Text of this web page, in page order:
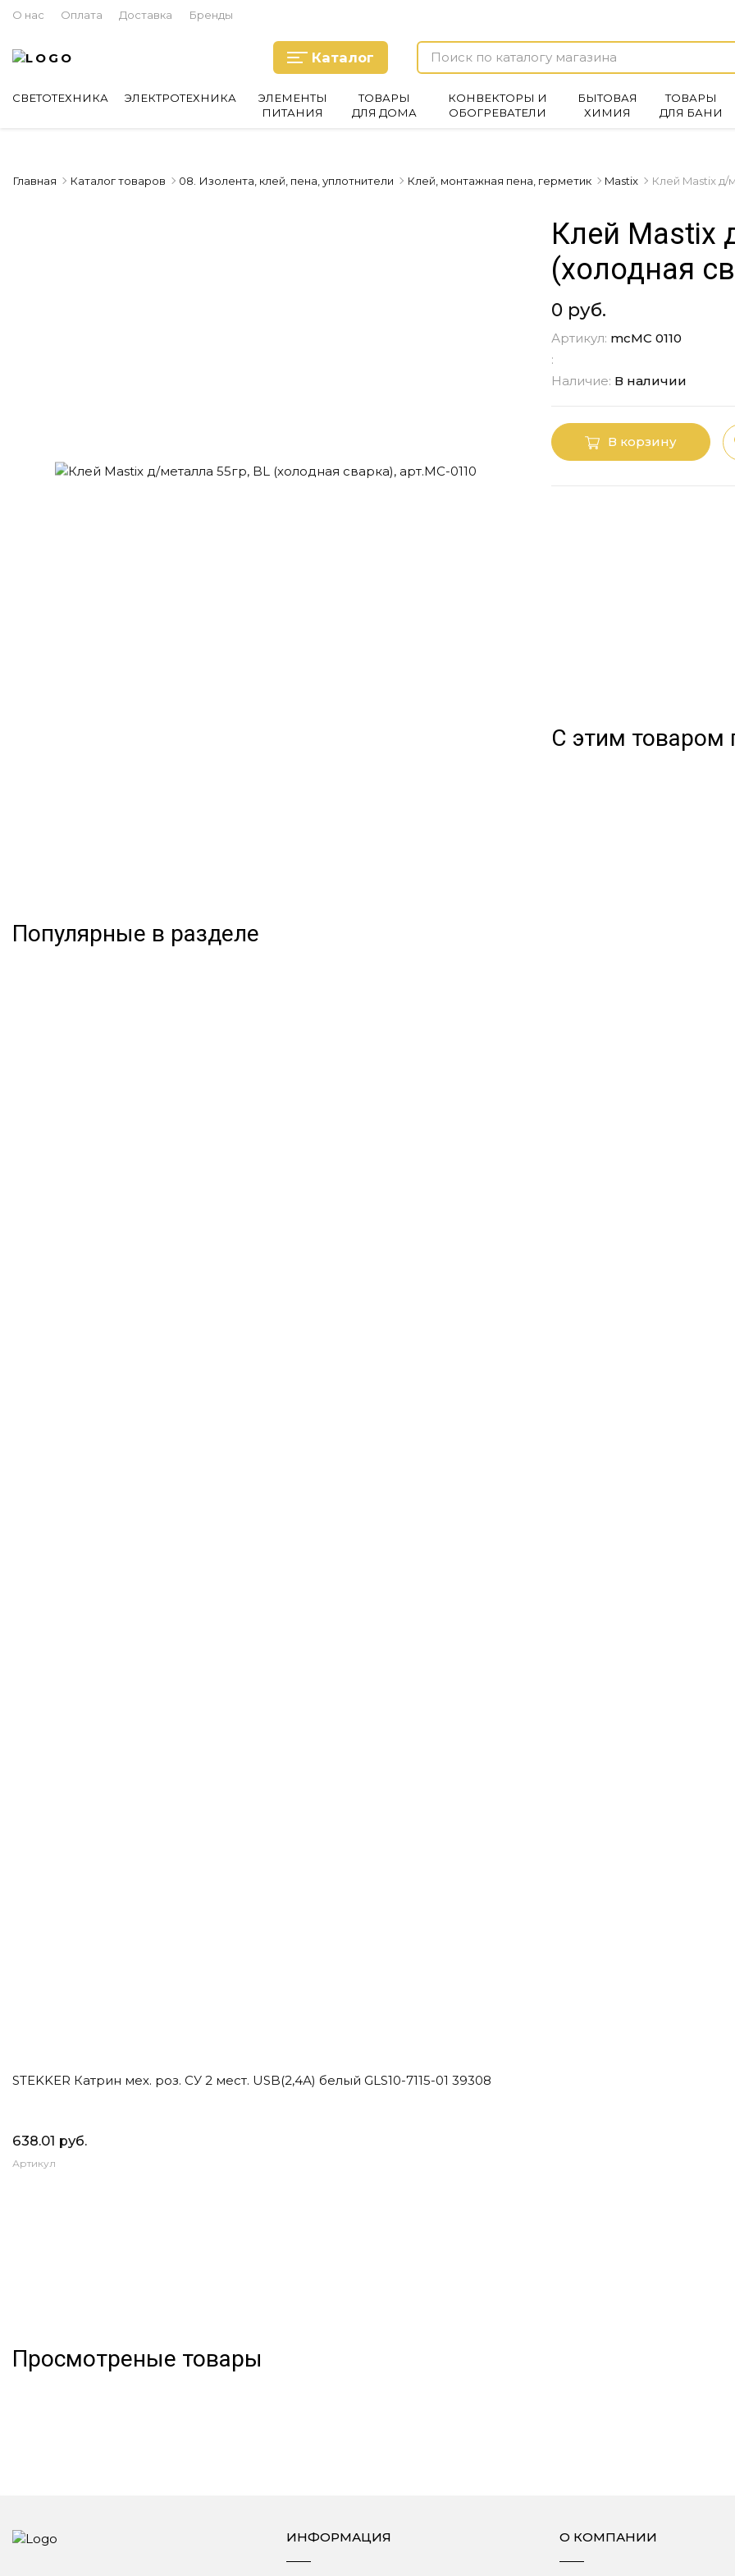
О нас Оплата Доставка Бренды
Каталог
СВЕТОТЕХНИКА ЭЛЕКТРОТЕХНИКА
ЭЛЕМЕНТЫ
ПИТАНИЯ
ТОВАРЫ
ДЛЯ ДОМА
КОНВЕКТОРЫ И
ОБОГРЕВАТЕЛИ
БЫТОВАЯ
ХИМИЯ
ТОВАРЫ
ДЛЯ БАНИ
Главная Каталог товаров 08. Изолента, клей, пена, уплотнители Клей, монтажная пена, герметик Mastix Клей Mastix д/
Клей Mastix
(холодная
0 руб.
Артикул: mcМС 0110
:
Наличие: В наличии
В корзину
С этим товаром
Популярные в разделе
STEKKER Катрин мех. роз. СУ 2 мест. USB(2,4А) белый GLS10-7115-01 39308
638.01 руб.
Артикул
Просмотреные товары
ИНФОРМАЦИЯ О КОМПАНИИ